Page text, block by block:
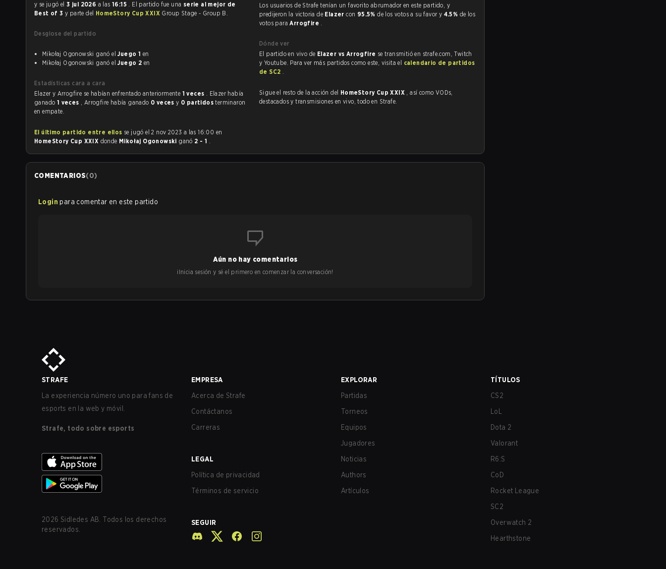
y se jugó el3 jul 2026 a las 16:15 . El partido fue una serie al mejor de
Best of 3 y parte del HomeStory Cup XXIX Group Stage - Group B.
Desglose del partido
Mikołaj Ogonowski ganó elJuego 1 en
Mikołaj Ogonowski ganó elJuego 2 en
Estadísticas cara a cara
Elazer y Arrogfire se habían enfrentado anteriormente 1 veces . Elazer había
ganado 1 veces , Arrogfire había ganado 0 vecesy 0 partidosterminaron
en empate.
El último partido entre ellos se jugó el 2 nov 2023 a las 16:00 en
HomeStory Cup XXIX donde Mikołaj Ogonowski ganó 2 - 1 .
Los usuarios de Strafe tenían un favorito abrumador en este partido, y
predijeron la victoria de Elazercon 95.5%de los votos a su favor y 4.5% de los
votos paraArrogfire .
Dónde ver
El partido en vivo de Elazer vs Arrogfire se transmitió en strafe.com, Twitch
y Youtube. Para ver más partidos como este, visita el calendario de partidos
de SC2 .
Sigue el resto de la acción del HomeStory Cup XXIX , así como VODs,
destacados y transmisiones en vivo, todo en Strafe.
COMENTARIOS(0)
Login para comentar en este partido
Aún no hay comentarios
¡Inicia sesión y sé el primero en comenzar la conversación!
STRAFE
La experiencia número uno para fans de
esports en la web y móvil.
Strafe, todo sobre esports
2026 Sidledes AB. Todos los derechos
reservados.
EMPRESA
Acerca de Strafe
Contáctanos
Carreras
LEGAL
Política de privacidad
Términos de servicio
SEGUIR
EXPLORAR
Partidas
Torneos
Equipos
Jugadores
Noticias
Authors
Artículos
TÍTULOS
CS2
LoL
Dota 2
Valorant
R6:S
CoD
Rocket League
SC2
Overwatch 2
Hearthstone